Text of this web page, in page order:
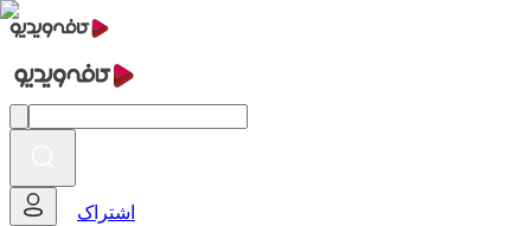
اشتراک